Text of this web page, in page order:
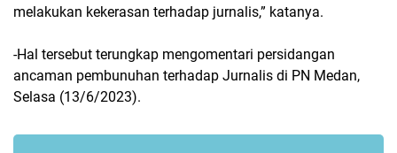
melakukan kekerasan terhadap jurnalis,” katanya.
-Hal tersebut terungkap mengomentari persidangan
ancaman pembunuhan terhadap Jurnalis di PN Medan,
Selasa (13/6/2023).